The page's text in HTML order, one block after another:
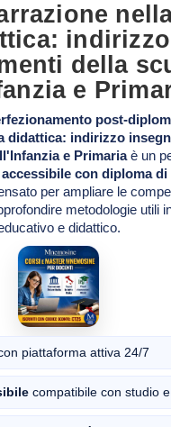
indirizzo
della
e
post-
didattica: indirizzo
e Primariaè un
accessibile con diploma di
per ampliare le
metodologie utili
e didattico.
piattaforma attiva 24/7
compatibile con studio